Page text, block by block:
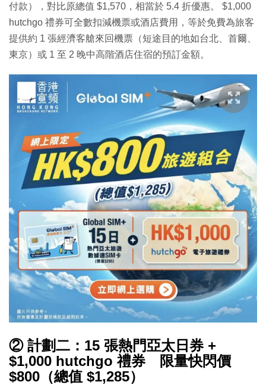
付款），對比原總值 $1,570，相當於 5.4 折優惠。 $1,000
hutchgo 禮券可全數扣減機票或酒店費用，等於免費為旅客
提供約 1 張經濟客艙來回機票（短途目的地如台北、首爾、
東京）或 1 至 2 晚中高階酒店住宿的預訂金額。
② 計劃二：15 張熱門亞太日券 +
$1,000 hutchgo 禮券 限量快閃價
$800（總值 $1,285）